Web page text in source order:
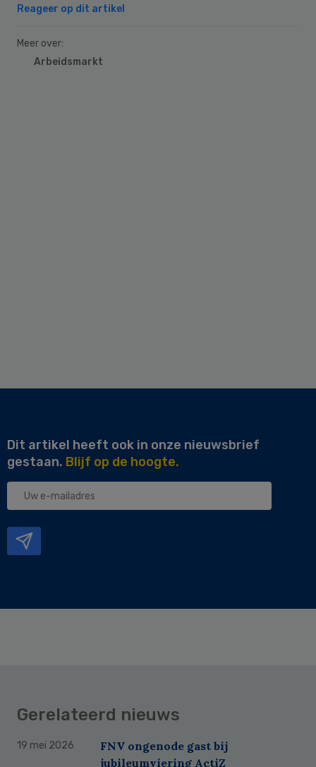
Reageer op dit artikel
Meer over:
Arbeidsmarkt
Dit artikel heeft ook in onze nieuwsbrief
gestaan. Blijf op de hoogte.
Uw
Gerelateerd nieuws
19 mei 2026
FNV ongenode gast bij
jubileumviering ActiZ